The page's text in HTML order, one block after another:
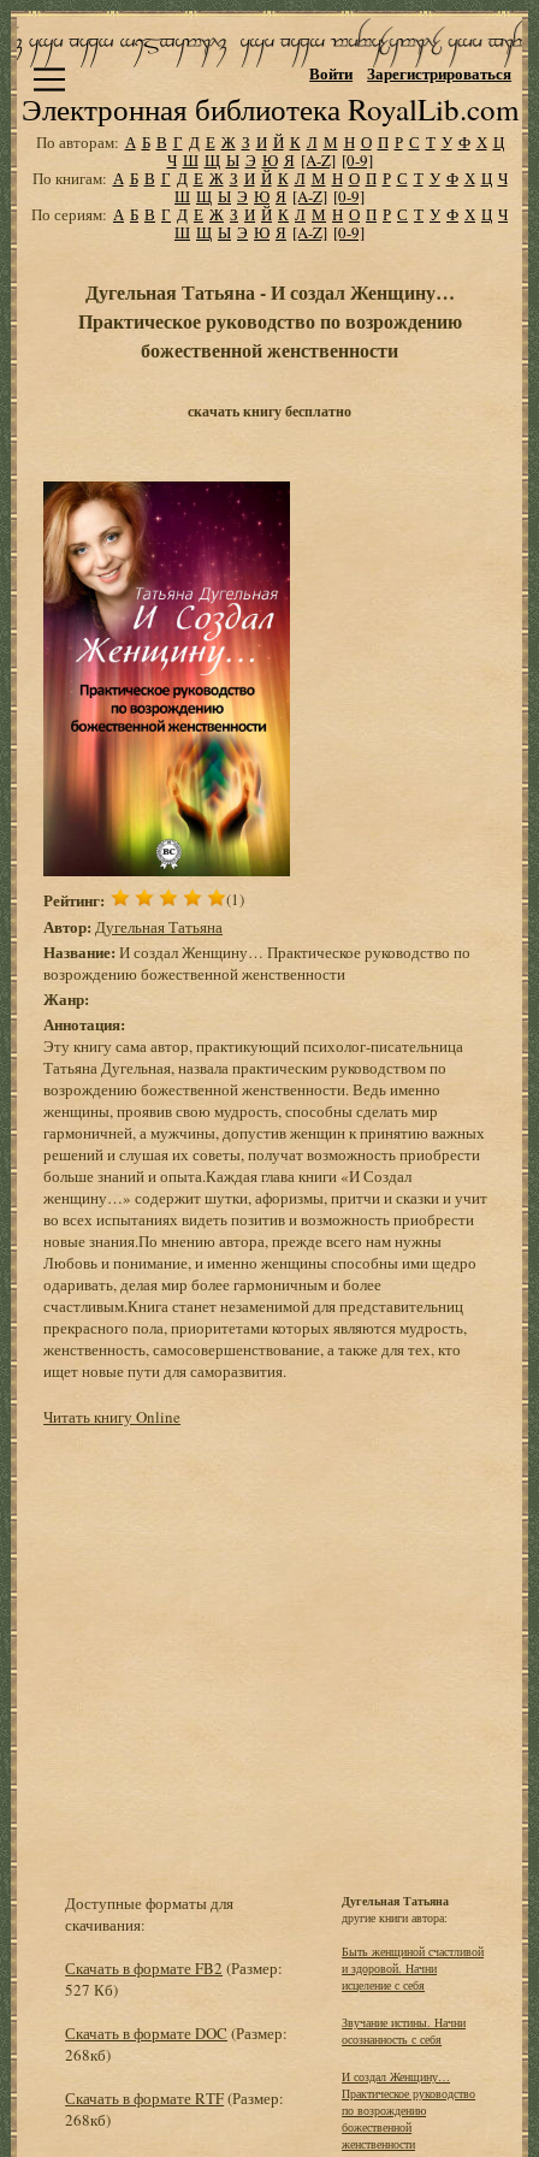
Электронная библиотека RoyalLib.com
Войти Зарегистрироваться
По авторам: А Б В Г Д Е Ж З И Й К Л М Н О П Р С Т У Ф Х Ц
Ч Ш Щ Ы Э Ю Я [A-Z] [0-9]
По книгам: А Б В Г Д Е Ж З И Й К Л М Н О П Р С Т У Ф Х Ц Ч
Ш Щ Ы Э Ю Я [A-Z] [0-9]
По сериям: А Б В Г Д Е Ж З И Й К Л М Н О П Р С Т У Ф Х Ц Ч
Ш Щ Ы Э Ю Я [A-Z] [0-9]
Дугельная Татьяна - И создал Женщину…
Практическое руководство по возрождению
божественной женственности
скачать книгу бесплатно
Рейтинг: (1)
Автор: Дугельная Татьяна
Название: И создал Женщину… Практическое руководство по
возрождению божественной женственности
Жанр:
Аннотация:
Эту книгу сама автор, практикующий психолог-писательница
Татьяна Дугельная, назвала практическим руководством по
возрождению божественной женственности. Ведь именно
женщины, проявив свою мудрость, способны сделать мир
гармоничней, а мужчины, допустив женщин к принятию важных
решений и слушая их советы, получат возможность приобрести
больше знаний и опыта.Каждая глава книги «И Создал
женщину…» содержит шутки, афоризмы, притчи и сказки и учит
во всех испытаниях видеть позитив и возможность приобрести
новые знания.По мнению автора, прежде всего нам нужны
Любовь и понимание, и именно женщины способны ими щедро
одаривать, делая мир более гармоничным и более
счастливым.Книга станет незаменимой для представительниц
прекрасного пола, приоритетами которых являются мудрость,
женственность, самосовершенствование, а также для тех, кто
ищет новые пути для саморазвития.
Читать книгу Online
Доступные форматы для
скачивания:
Скачать в формате FB2 (Размер:
527 Кб)
Скачать в формате DOC (Размер:
268кб)
Скачать в формате RTF(Размер:
268кб)
Дугельная Татьяна
другие книги автора:
Быть женщиной счастливой
и здоровой. Начни
исцеление с себя
Звучание истины. Начни
осознанность с себя
И создал Женщину…
Практическое руководство
по возрождению
божественной
женственности